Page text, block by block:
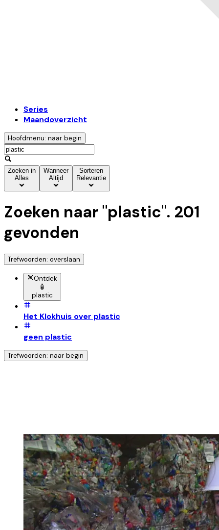
Series
Maandoverzicht
Hoofdmenu: naar begin
Zoeken in
Alles
Wanneer
Altijd
Sorteren
Relevantie
Zoeken naar "plastic". 201
gevonden
Trefwoorden: overslaan
Ontdek
🧴
plastic
Het Klokhuis over plastic
geen plastic
Trefwoorden: naar begin